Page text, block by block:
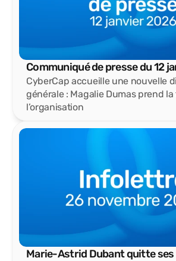
Communiqué de presse du 12
CyberCap accueille une nouvelle
générale : Magalie Dumas prend
l’organisation
Marie-Astrid Dubant quitte